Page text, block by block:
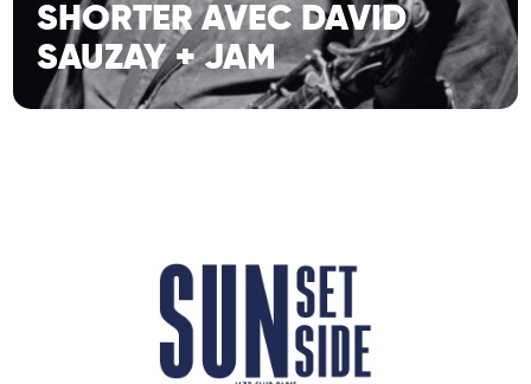
SHORTER AVEC DAVID
SAUZAY + JAM